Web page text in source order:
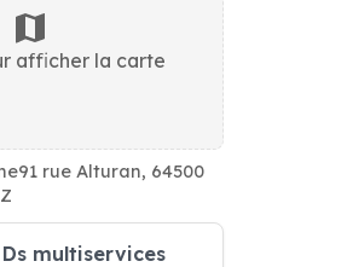
afficher la carte
rue Alturan, 64500
multiservices